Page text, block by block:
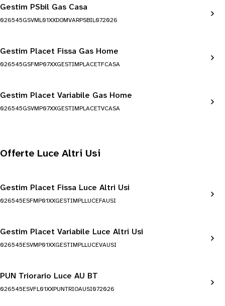
Gestim PSbil Gas Casa
026545GSVML01XXDOMVARPSBIL072026
Gestim Placet Fissa Gas Home
026545GSFMP07XXGESTIMPLACETFCASA
Gestim Placet Variabile Gas Home
026545GSVMP07XXGESTIMPLACETVCASA
Offerte Luce Altri Usi
Gestim Placet Fissa Luce Altri Usi
026545ESFMP01XXGESTIMPLLUCEFAUSI
Gestim Placet Variabile Luce Altri Usi
026545ESVMP01XXGESTIMPLLUCEVAUSI
PUN Triorario Luce AU BT
026545ESVFL01XXPUNTRIOAUSI072026